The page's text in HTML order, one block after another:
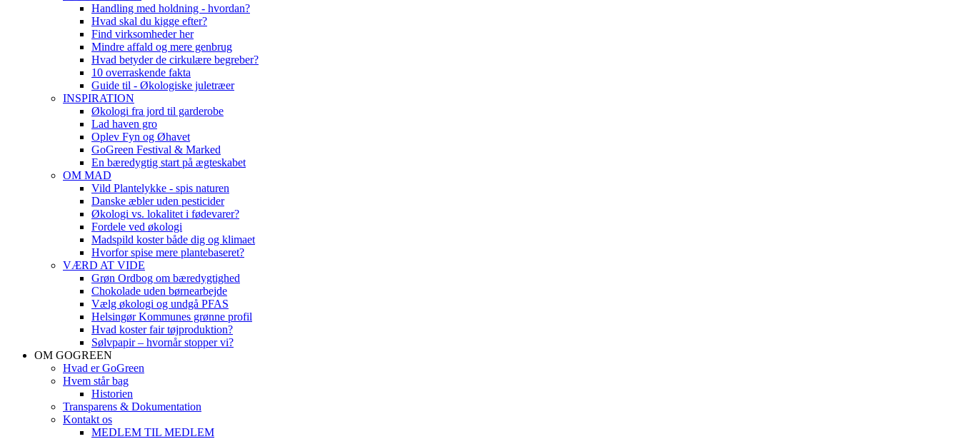
Handling med holdning - hvordan?
Hvad skal du kigge efter?
Find virksomheder her
Mindre affald og mere genbrug
Hvad betyder de cirkulære begreber?
10 overraskende fakta
Guide til - Økologiske juletræer
INSPIRATION
Økologi fra jord til garderobe
Lad haven gro
Oplev Fyn og Øhavet
GoGreen Festival & Marked
En bæredygtig start på ægteskabet
OM MAD
Vild Plantelykke - spis naturen
Danske æbler uden pesticider
Økologi vs. lokalitet i fødevarer?
Fordele ved økologi
Madspild koster både dig og klimaet
Hvorfor spise mere plantebaseret?
VÆRD AT VIDE
Grøn Ordbog om bæredygtighed
Chokolade uden børnearbejde
Vælg økologi og undgå PFAS
Helsingør Kommunes grønne profil
Hvad koster fair tøjproduktion?
Sølvpapir – hvornår stopper vi?
OM GOGREEN
Hvad er GoGreen
Hvem står bag
Historien
Transparens & Dokumentation
Kontakt os
MEDLEM TIL MEDLEM